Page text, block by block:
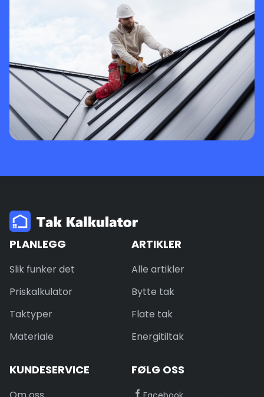
PLANLEGG
Slik funker det
Priskalkulator
Taktyper
Materiale
ARTIKLER
Alle artikler
Bytte tak
Flate tak
Energitiltak
KUNDESERVICE FØLG OSS